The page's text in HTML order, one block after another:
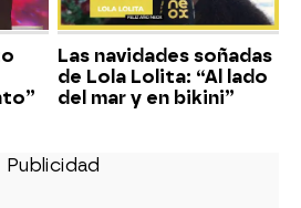
Las navidades soñadas
de Lola Lolita: “Al lado
del mar y en bikini”